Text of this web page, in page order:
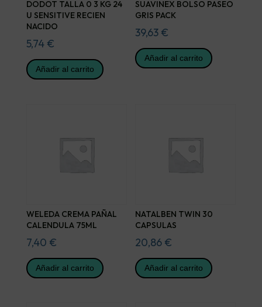
DODOT TALLA 0 3 KG 24
U SENSITIVE RECIEN
NACIDO
5,74 €
Añadir al carrito
SUAVINEX BOLSO PASEO
GRIS PACK
39,63 €
Añadir al carrito
WELEDA CREMA PAÑAL
CALENDULA 75ML
7,40 €
Añadir al carrito
NATALBEN TWIN 30
CAPSULAS
20,86 €
Añadir al carrito